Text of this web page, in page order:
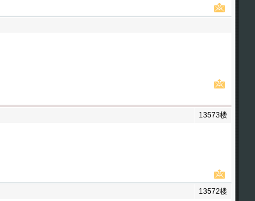
13573楼
13572楼